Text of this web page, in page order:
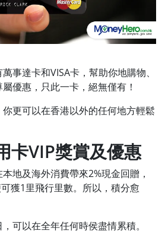
事達卡和VISA卡，幫助你地購物、
優惠，只此一卡，絕無僅有！
更可以在香港以外的任何地方輕鬆
卡VIP獎賞及優惠
地及海外消費帶來2%現金回贈，
獲1里飛行里數。所以，積分愈
可以在全年任何時侯盡情累積。